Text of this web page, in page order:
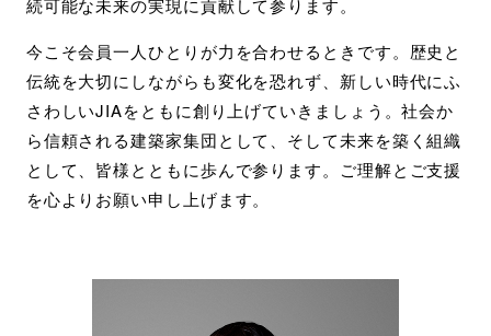
続可能な未来の実現に貢献して参ります。
今こそ会員一人ひとりが力を合わせるときです。歴史と
伝統を大切にしながらも変化を恐れず、新しい時代にふ
さわしいJIAをともに創り上げていきましょう。社会か
ら信頼される建築家集団として、そして未来を築く組織
として、皆様とともに歩んで参ります。ご理解とご支援
を心よりお願い申し上げます。